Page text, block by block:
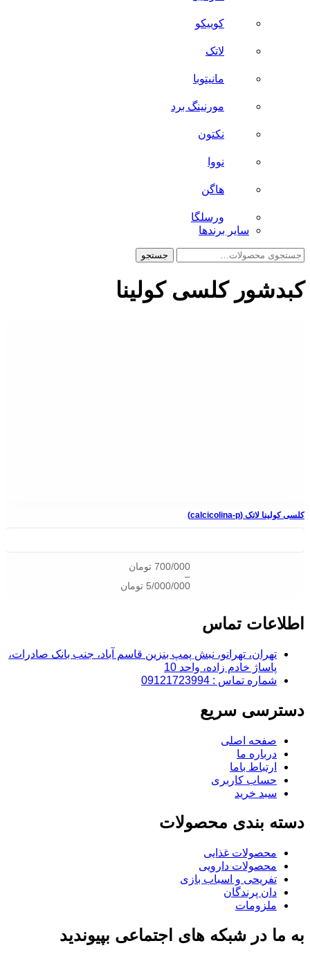
کوییکو
لاتک
مانیتوبا
مورنینگ برد
نکتون
نووا
هاگن
ورسلگا
سایر برند‌ها
جستجو
جستجو
کبدشور کلسی کولینا
کلسی کولینا لاتک (calcicolina-p)
700/000 تومان
–
5/000/000 تومان
اطلاعات تماس
تهران، تهرانو، نبش پمپ بنزین قاسم آباد، جنب بانک صادرات،
پاساژ خادم زاده، واحد 10
شماره تماس : 09121723994
دسترسی سریع
صفحه اصلی
درباره ما
ارتباط باما
حساب کاربری
سبد خرید
دسته بندی محصولات
محصولات غذایی
محصولات دارویی
تفریحی و اسباب بازی
دان پرندگان
ملزومات
به ما در شبکه های اجتماعی بپیوندید